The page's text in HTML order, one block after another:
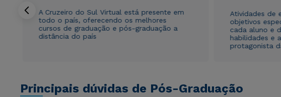
A Cruzeiro do Sul Virtual está presente em
todo o país, oferecendo os melhores
cursos de graduação e pós-graduação a
distância do país
Atividades de
objetivos
cada aluno e
habilidades e
protagonista
Principais dúvidas de Pós-Graduação